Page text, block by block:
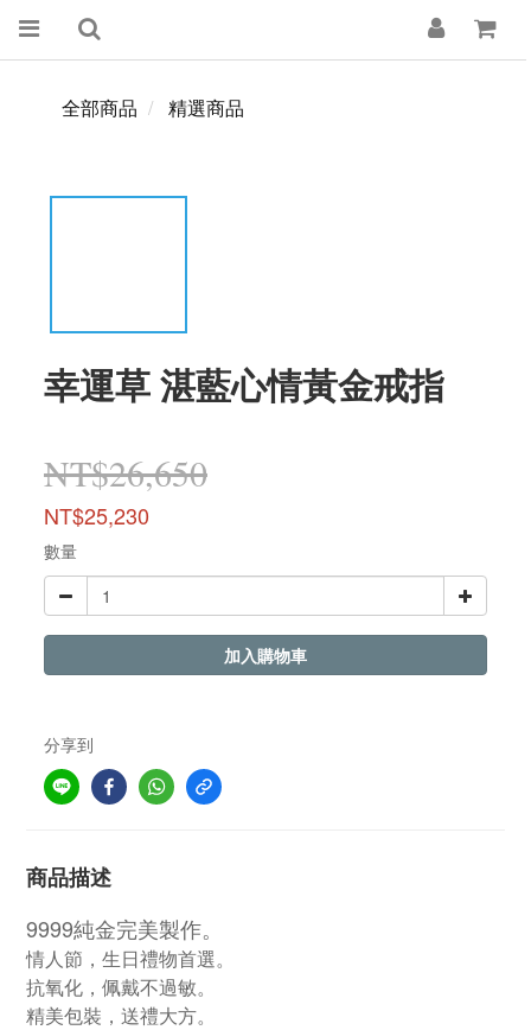
全部商品 精選商品
幸運草 湛藍心情黃金戒指
NT$26,650
NT$25,230
數量
加入購物車
分享到
商品描述
9999純金完美製作。
情人節，生日禮物首選。
抗氧化，佩戴不過敏。
精美包裝，送禮大方。